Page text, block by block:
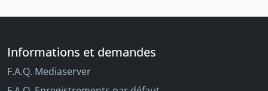
Informations et demandes
F.A.Q. Mediaserver